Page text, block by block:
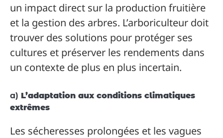
un impact direct sur la production fruitière
et la gestion des arbres. L’arboriculteur doit
trouver des solutions pour protéger ses
cultures et préserver les rendements dans
un contexte de plus en plus incertain.
a) L’adaptation aux conditions climatiques
extrêmes
Les sécheresses prolongées et les vagues